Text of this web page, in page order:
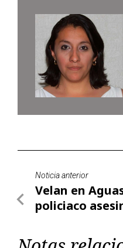
Noticia anterior
Velan en
Notas